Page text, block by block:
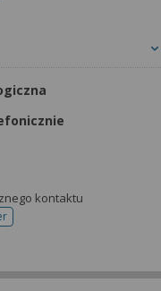
kontaktu
do rejestracji